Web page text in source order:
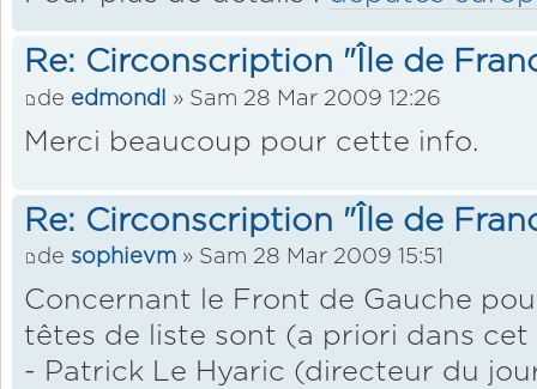
Re: Circonscription "Île de
de edmondl » Sam 28 Mar 2009 12:26
Merci beaucoup pour cette info.
Re: Circonscription "Île de
de sophievm » Sam 28 Mar 2009 15:51
Concernant le Front de Gauche
têtes de liste sont (a priori dans cet
- Patrick Le Hyaric (directeur du